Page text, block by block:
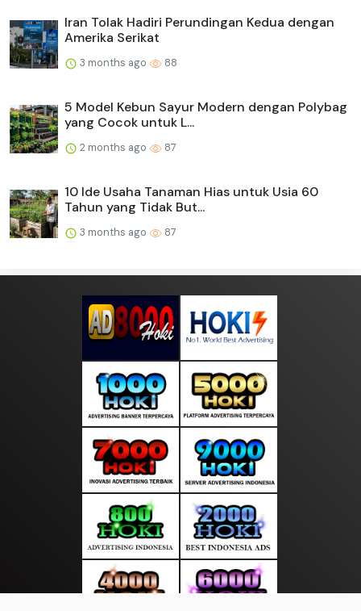
Iran Tolak Hadiri Perundingan Kedua dengan
Amerika Serikat
3 months ago 88
5 Model Kebun Sayur Modern dengan Polybag
yang Cocok untuk L...
2 months ago 87
10 Ide Usaha Tanaman Hias untuk Usia 60
Tahun yang Tidak But...
3 months ago 87